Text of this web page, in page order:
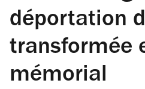
déportation
transformée
mémorial